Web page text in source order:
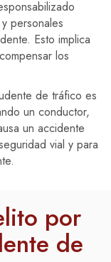
personales
Esto implica
los
de tráfico es
un conductor,
un accidente
vial y para
por
de